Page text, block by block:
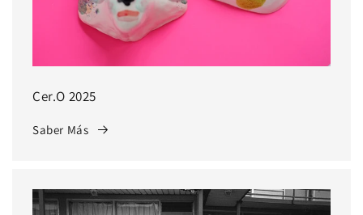
Cer.O 2025
Saber Más